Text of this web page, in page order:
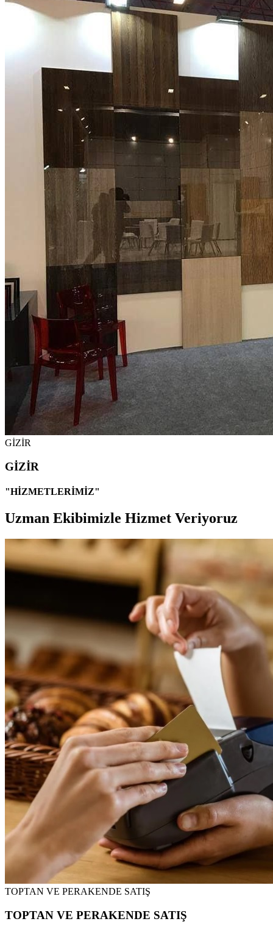
GİZİR
GİZİR
"HİZMETLERİMİZ"
Uzman Ekibimizle Hizmet Veriyoruz
TOPTAN VE PERAKENDE SATIŞ
TOPTAN VE PERAKENDE SATIŞ